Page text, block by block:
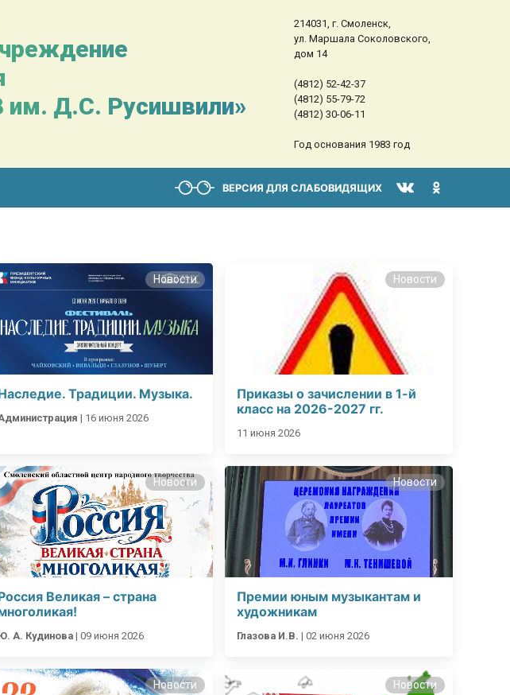
им. Д.С. Русишвили»
214031, г. Смоленск,
ул. Маршала Соколовского,
дом 14
(4812) 52-42-37
(4812) 55-79-72
(4812) 30-06-11
Год основания 1983 год
ВЕРСИЯ ДЛЯ СЛАБОВИДЯЩИХ
1-5 июня, Летняя
творческая мастерская
Новости
Традиции. Музыка.
| 16 июня 2026
Новости
Приказы о зачислении в 1-й
класс на 2026-2027 гг.
11 июня 2026
Новости
Великая – страна
А. Кудинова | 09 июня 2026
Новости
Премии юным музыкантам и
художникам
Глазова И.В. |02 июня 2026
Новости Новости